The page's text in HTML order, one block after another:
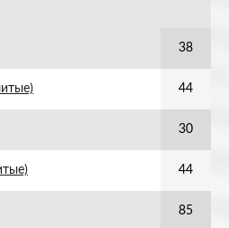
38
44
30
44
85